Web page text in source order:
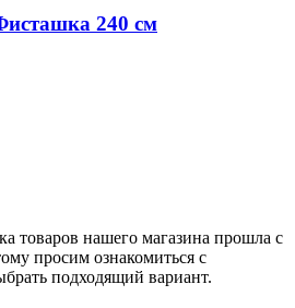
240 см
товаров нашего магазина прошла с
просим ознакомиться с
подходящий вариант.